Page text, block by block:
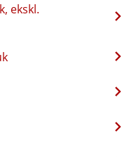
ekskl.